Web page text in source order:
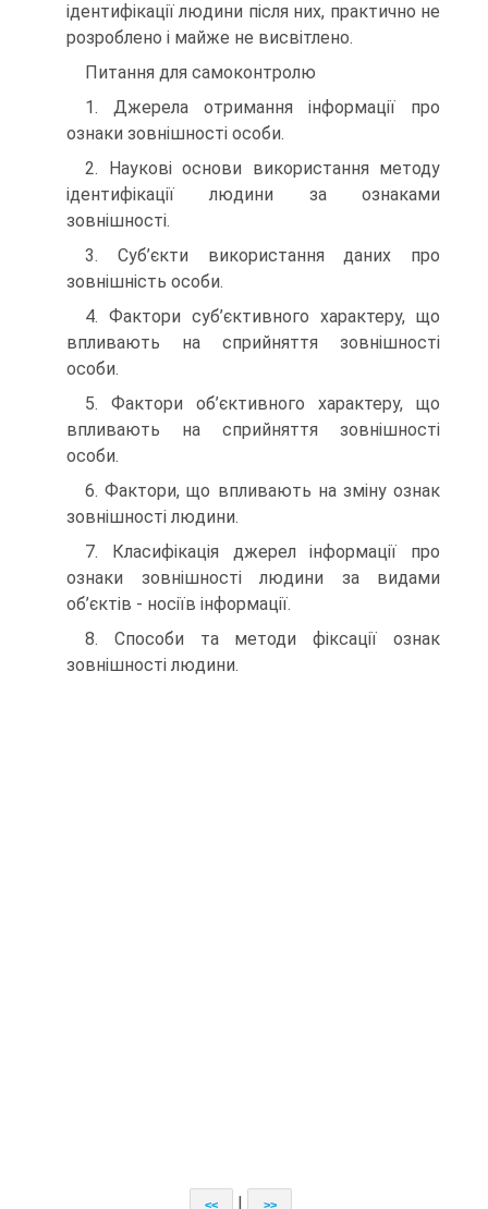
ідентифікації людини після них, практично не
розроблено і майже не висвітлено.
Питання для самоконтролю
1. Джерела отримання інформації про
ознаки зовнішності особи.
2. Наукові основи використання методу
ідентифікації людини за ознаками
зовнішності.
3. Суб’єкти використання даних про
зовнішність особи.
4. Фактори суб’єктивного характеру, що
впливають на сприйняття зовнішності
особи.
5. Фактори об’єктивного характеру, що
впливають на сприйняття зовнішності
особи.
6. Фактори, що впливають на зміну ознак
зовнішності людини.
7. Класифікація джерел інформації про
ознаки зовнішності людини за видами
об’єктів - носіїв інформації.
8. Способи та методи фіксації ознак
зовнішності людини.
<< >>